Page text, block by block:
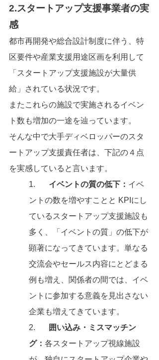
2.スタートアップ支援事業者の実
感
都市再開発や総合設計制度に伴う、特
区要件や産業支援用途区画を利用して
「スタートアップ支援施設が大量供
給」されている状況です。
またこれらの施設で実施されるイベン
ト数も増加の一途を辿っています。
そんな中で大手ディベロッパーのスタ
ートアップ支援責任者は、下記の４点
を実感していると言います。
イベントの質の低下： イベ
ントの数を増やすことと KPIにし
ているスタートアップ支援施設も
多く、「イベントの質」の低下が
顕著になってきています。単なる
交流会やセールス内容にとどまる
例も増え、関係者の間では、イベ
ントに参加する意義を見出さない
企業も増えてきています。
囲い込み・ミスマッチン
グ： 各スタートアップ視線施設